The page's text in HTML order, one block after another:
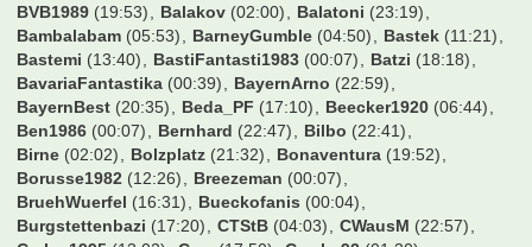
london Moin nationalmannschaft neu Neu hier neuhier
premier league sc freiburg schabe schalke sge steher stuttgart
tauschen
ticket tickets traum von aserbaidschan union vfb vfb stuttgart
vfl wolfsburg vorstellengehörtsich vorstellung